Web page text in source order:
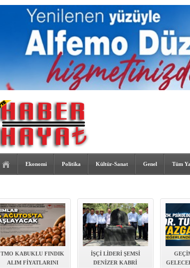
Ekonomi Politika Kültür-Sanat Genel Tüm
TMO KABUKLU FINDIK
ALIM FİYATLARINI
İŞÇİ LİDERİ ŞEMSİ
DENİZER KABRİ